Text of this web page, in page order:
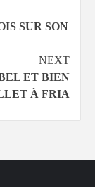
SUR SON
NEXT
ET BIEN
À FRIA